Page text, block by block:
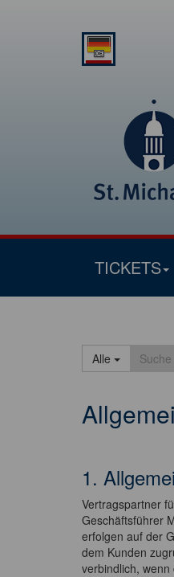
TICKETS
Alle
1.
Vertragspartner
Geschäftsführer
erfolgen auf der
dem Kunden
verbindlich,